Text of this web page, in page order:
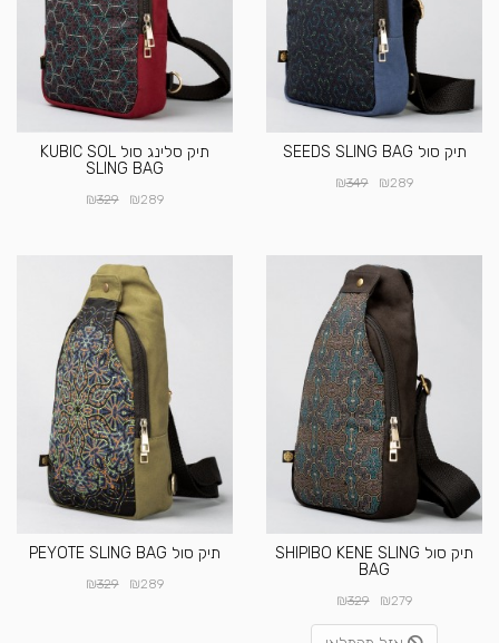
תיק סול SEEDS SLING BAG
₪289
₪349
תיק סלינג סול KUBIC SOL
SLING BAG
₪289
₪329
תיק סול SHIPIBO KENE SLING
BAG
₪279
₪329
תיק סול PEYOTE SLING BAG
₪289
₪329